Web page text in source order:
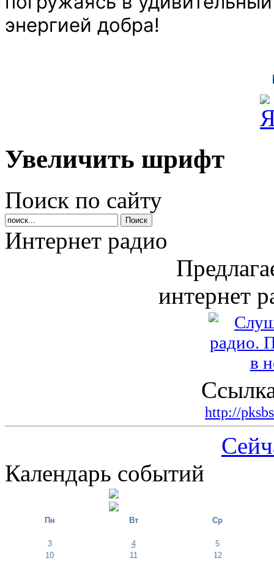
энергией добра!
Увеличить шрифт
Поиск по сайту
Интернет радио
интернет
http://
Календарь событий
Пн Вт Ср
3 4
5
10
11
12